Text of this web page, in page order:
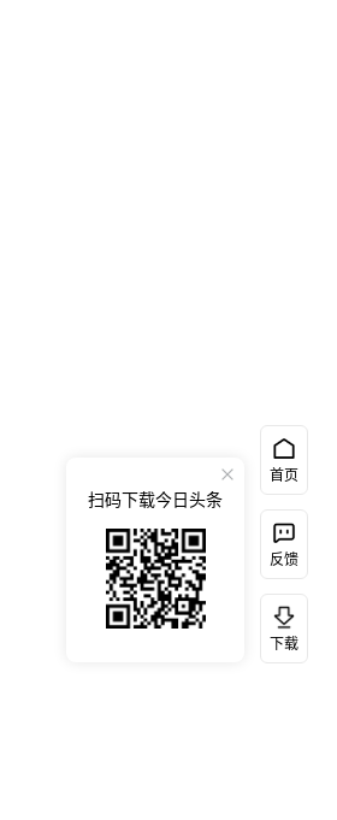
首页
反馈
下载
扫码下载今日头条